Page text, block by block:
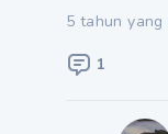
5 tahun yang
1